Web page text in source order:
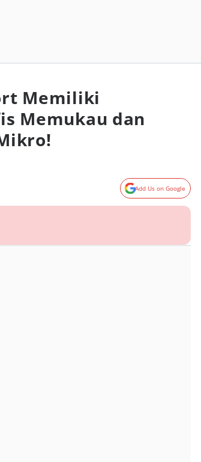
Memiliki
Memukau dan
Add Us on Google